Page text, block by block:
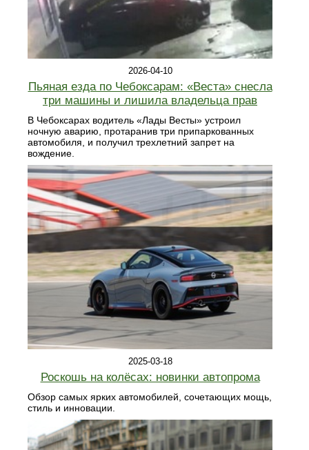
2026-04-10
Пьяная езда по Чебоксарам: «Веста» снесла
три машины и лишила владельца прав
В Чебоксарах водитель «Лады Весты» устроил
ночную аварию, протаранив три припаркованных
автомобиля, и получил трехлетний запрет на
вождение.
2025-03-18
Роскошь на колёсах: новинки автопрома
Обзор самых ярких автомобилей, сочетающих мощь,
стиль и инновации.